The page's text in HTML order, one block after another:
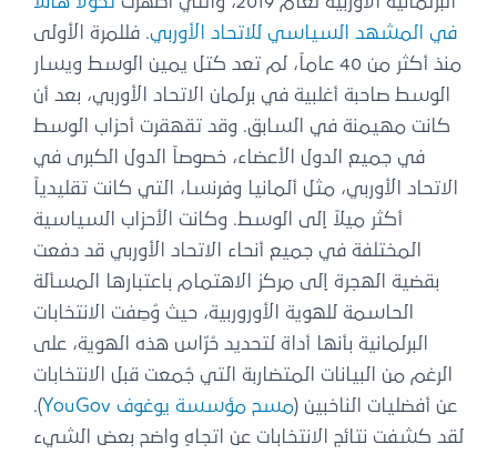
في المشهد السياسي للاتحاد الأوربي. فللمرة الأولى
منذ أكثر من 40 عاماً، لم تعد كتل يمين الوسط ويسار
الوسط صاحبة أغلبية في برلمان الاتحاد الأوربي، بعد أن
كانت مهيمنة في السابق. وقد تقهقرت أحزاب الوسط
في جميع الدول الأعضاء، خصوصاً الدول الكبرى في
الاتحاد الأوربي، مثل ألمانيا وفرنسا، التي كانت تقليدياً
أكثر ميلاً إلى الوسط. وكانت الأحزاب السياسية
المختلفة في جميع أنحاء الاتحاد الأوربي قد دفعت
بقضية الهجرة إلى مركز الاهتمام باعتبارها المسألة
الحاسمة للهوية الأوروربية، حيث وُصِفت الانتخابات
البرلمانية بأنها أداة لتحديد حُرّاس هذه الهوية، على
الرغم من البيانات المتضاربة التي جُمعت قبل الانتخابات
عن أفضليات الناخبين (مسح مؤسسة يوغوف YouGov
).
لقد كشفت نتائج الانتخابات عن اتجاهٍ واضح بعض الشيء